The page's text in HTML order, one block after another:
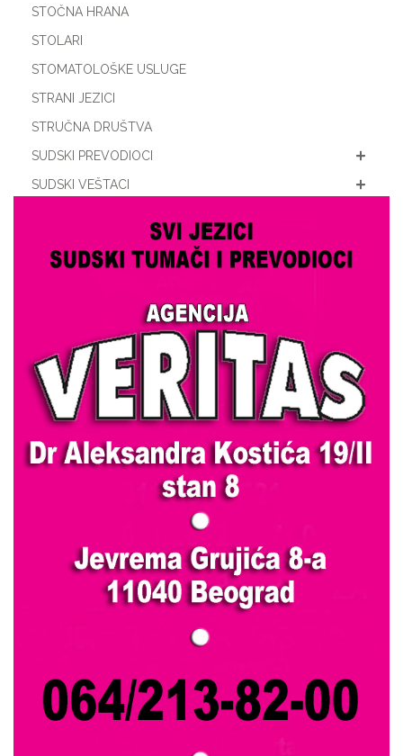
STOČNA HRANA
STOLARI
STOMATOLOŠKE USLUGE
STRANI JEZICI
STRUČNA DRUŠTVA
SUDSKI PREVODIOCI
SUDSKI VEŠTACI